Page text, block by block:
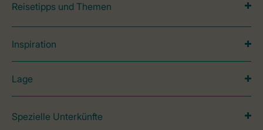
Reisetipps und Themen
Inspiration
Lage
Spezielle Unterkünfte